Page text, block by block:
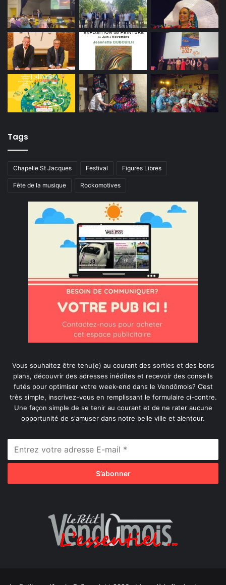
Tags
Chapelle St Jacques Festival Figures Libres
Fête de la musique Rockomotives
Vous souhaitez être tenu(e) au courant des sorties et des bons
plans, découvrir des adresses inédites et recevoir des conseils
futés pour optimiser votre week-end dans le Vendômois? C’est
très simple, inscrivez-vous en remplissant le formulaire ci-contre.
Une façon simple de se tenir au courant et de ne rater aucune
opportunité de s'amuser dans notre belle ville et alentour.